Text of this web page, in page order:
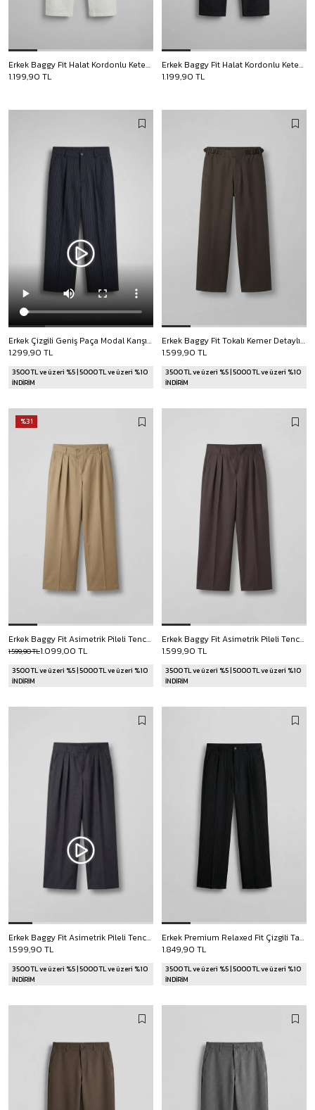
Erkek Baggy Fit Halat Kordonlu Keten Görünümlü Pantolon Ekru
1.199,90 TL
Erkek Baggy Fit Halat Kordonlu Keten Görünümlü Pantolon Siyah
1.199,90 TL
Erkek Çizgili Geniş Paça Modal Karışımlı Kumaş Pantolon Siyah
1.299,90 TL
3500 TL ve üzeri %5 | 5000 TL ve üzeri %10
İNDİRİM
Erkek Baggy Fit Tokalı Kemer Detaylı Keten Pantolon Kahverengi
1.599,90 TL
3500 TL ve üzeri %5 | 5000 TL ve üzeri %10
İNDİRİM
%31
Erkek Baggy Fit Asimetrik Pileli Tencel Pantolon Bej
1.099,00 TL
1.599,90 TL
3500 TL ve üzeri %5 | 5000 TL ve üzeri %10
İNDİRİM
Erkek Baggy Fit Asimetrik Pileli Tencel Pantolon Kahverengi
1.599,90 TL
3500 TL ve üzeri %5 | 5000 TL ve üzeri %10
İNDİRİM
Erkek Baggy Fit Asimetrik Pileli Tencel Pantolon Füme
1.599,90 TL
3500 TL ve üzeri %5 | 5000 TL ve üzeri %10
İNDİRİM
Erkek Premium Relaxed Fit Çizgili Takım Pantolonu Siyah
1.849,90 TL
3500 TL ve üzeri %5 | 5000 TL ve üzeri %10
İNDİRİM